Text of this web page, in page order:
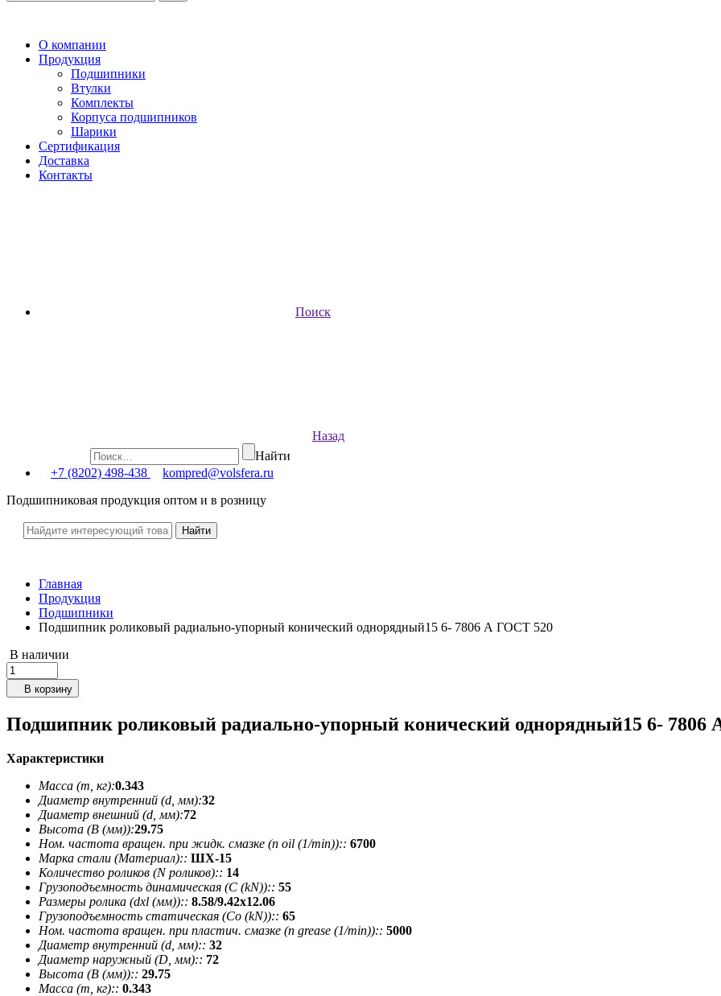
О компании
Продукция
Подшипники
Втулки
Комплекты
Корпуса подшипников
Шарики
Сертификация
Доставка
Контакты
Поиск
Назад
Найти
+7 (8202) 498-438
kompred@volsfera.ru
Подшипниковая продукция оптом и в розницу
Главная
Продукция
Подшипники
Подшипник роликовый радиально-упорный конический однорядный15 6- 7806 А ГОСТ 520
В наличии
В корзину
Подшипник роликовый радиально-упорный конический однорядный15 6- 7806
Характеристики
Масса (m, кг):0.343
Диаметр внутренний (d, мм):32
Диаметр внешний (d, мм):72
Высота (В (мм)):29.75
Ном. частота вращен. при жидк. смазке (n oil (1/min)):: 6700
Марка стали (Материал):: ШХ-15
Количество роликов (N роликов):: 14
Грузоподъемность динамическая (C (kN)):: 55
Размеры ролика (dxl (мм)):: 8.58/9.42х12.06
Грузоподъемность статическая (Co (kN)):: 65
Ном. частота вращен. при пластич. смазке (n grease (1/min)):: 5000
Диаметр внутренний (d, мм):: 32
Диаметр наружный (D, мм):: 72
Высота (В (мм)):: 29.75
Масса (m, кг):: 0.343